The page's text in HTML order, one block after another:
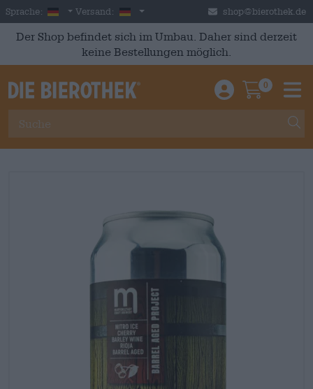
Skip to main content
Sprache: German
Versand: Deutschland shop@bierothek.de
Der Shop befindet sich im Umbau. Daher sind derzeit
keine Bestellungen möglich.
Einloggen /
0